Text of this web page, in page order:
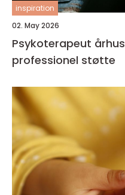
inspiration
02. May 2026
Psykoterapeut århus når livet kalder på
professionel støtte